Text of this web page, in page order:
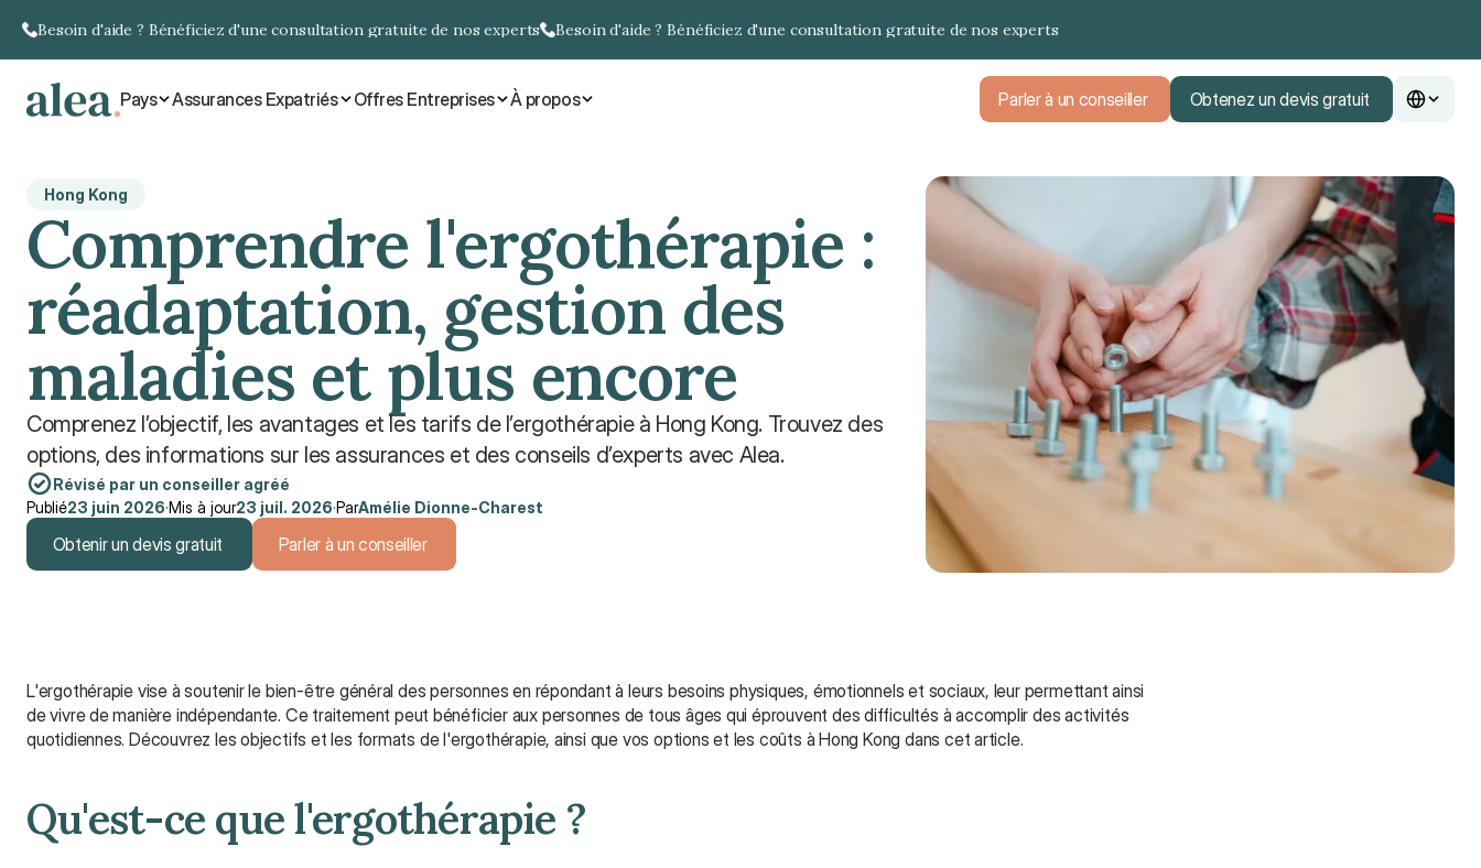
Besoin d'aide ? Bénéficiez d'une consultation gratuite de nos experts Besoin d'aide ? Bénéficiez d'une consultation gratuite de nos experts
Pays Assurances Expatriés Offres Entreprises À propos Parler à un conseiller Obtenez un devis gratuit
Hong Kong
Comprendre l'ergothérapie :
réadaptation, gestion des
maladies et plus encore
Comprenez l’objectif, les avantages et les tarifs de l’ergothérapie à Hong Kong. Trouvez des
options, des informations sur les assurances et des conseils d’experts avec Alea.
Révisé par un conseiller agréé
Publié23 juin 2026·Mis à jour23 juil. 2026·ParAmélie Dionne-Charest
Obtenir un devis gratuit Parler à un conseiller
L'ergothérapie vise à soutenir le bien-être général des personnes en répondant à leurs besoins physiques, émotionnels et sociaux, leur permettant ainsi
de vivre de manière indépendante. Ce traitement peut bénéficier aux personnes de tous âges qui éprouvent des difficultés à accomplir des activités
quotidiennes. Découvrez les objectifs et les formats de l'ergothérapie, ainsi que vos options et les coûts à Hong Kong dans cet article.
Qu'est-ce que l'ergothérapie ?